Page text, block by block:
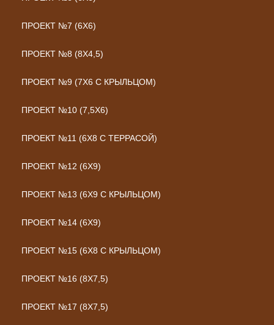
ПРОЕКТ №7 (6Х6)
ПРОЕКТ №8 (8Х4,5)
ПРОЕКТ №9 (7Х6 С КРЫЛЬЦОМ)
ПРОЕКТ №10 (7,5Х6)
ПРОЕКТ №11 (6Х8 С ТЕРРАСОЙ)
ПРОЕКТ №12 (6Х9)
ПРОЕКТ №13 (6Х9 С КРЫЛЬЦОМ)
ПРОЕКТ №14 (6Х9)
ПРОЕКТ №15 (6Х8 С КРЫЛЬЦОМ)
ПРОЕКТ №16 (8Х7,5)
ПРОЕКТ №17 (8Х7,5)